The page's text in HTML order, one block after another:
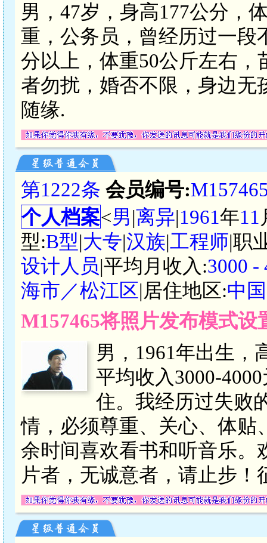
男，47岁，身高177公分，
重，公务员，曾经历过一段
分以上，体重50公斤左右
者勿扰，婚否不限，身边无
随缘.
第1222条 会员编号:
个人档案<男|离异|1961年11
型:B型|大专|汉族|工程师|职
设计人员|平均月收入:3000 -
海市／松江区|居住地区:中
M157465将照片发布模式
男，1961年出生，
平均收入3000-
住。我经历过失败
情，必须尊重、关心、体贴
余时间喜欢看书和听音乐。
片者，无诚意者，请止步！